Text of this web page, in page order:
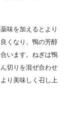
味を加えるとより
くなり、鴨の芳醇
います。ねぎは鴨
切りを混ぜ合わせ
り美味しく召し上